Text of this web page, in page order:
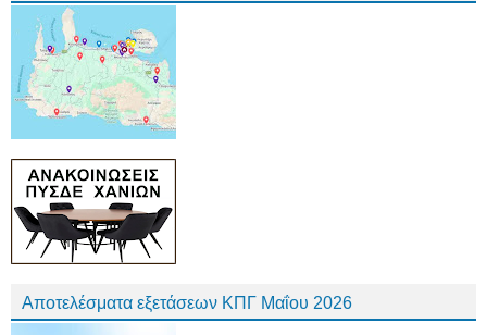
Αποτελέσματα εξετάσεων ΚΠΓ Μαΐου 2026